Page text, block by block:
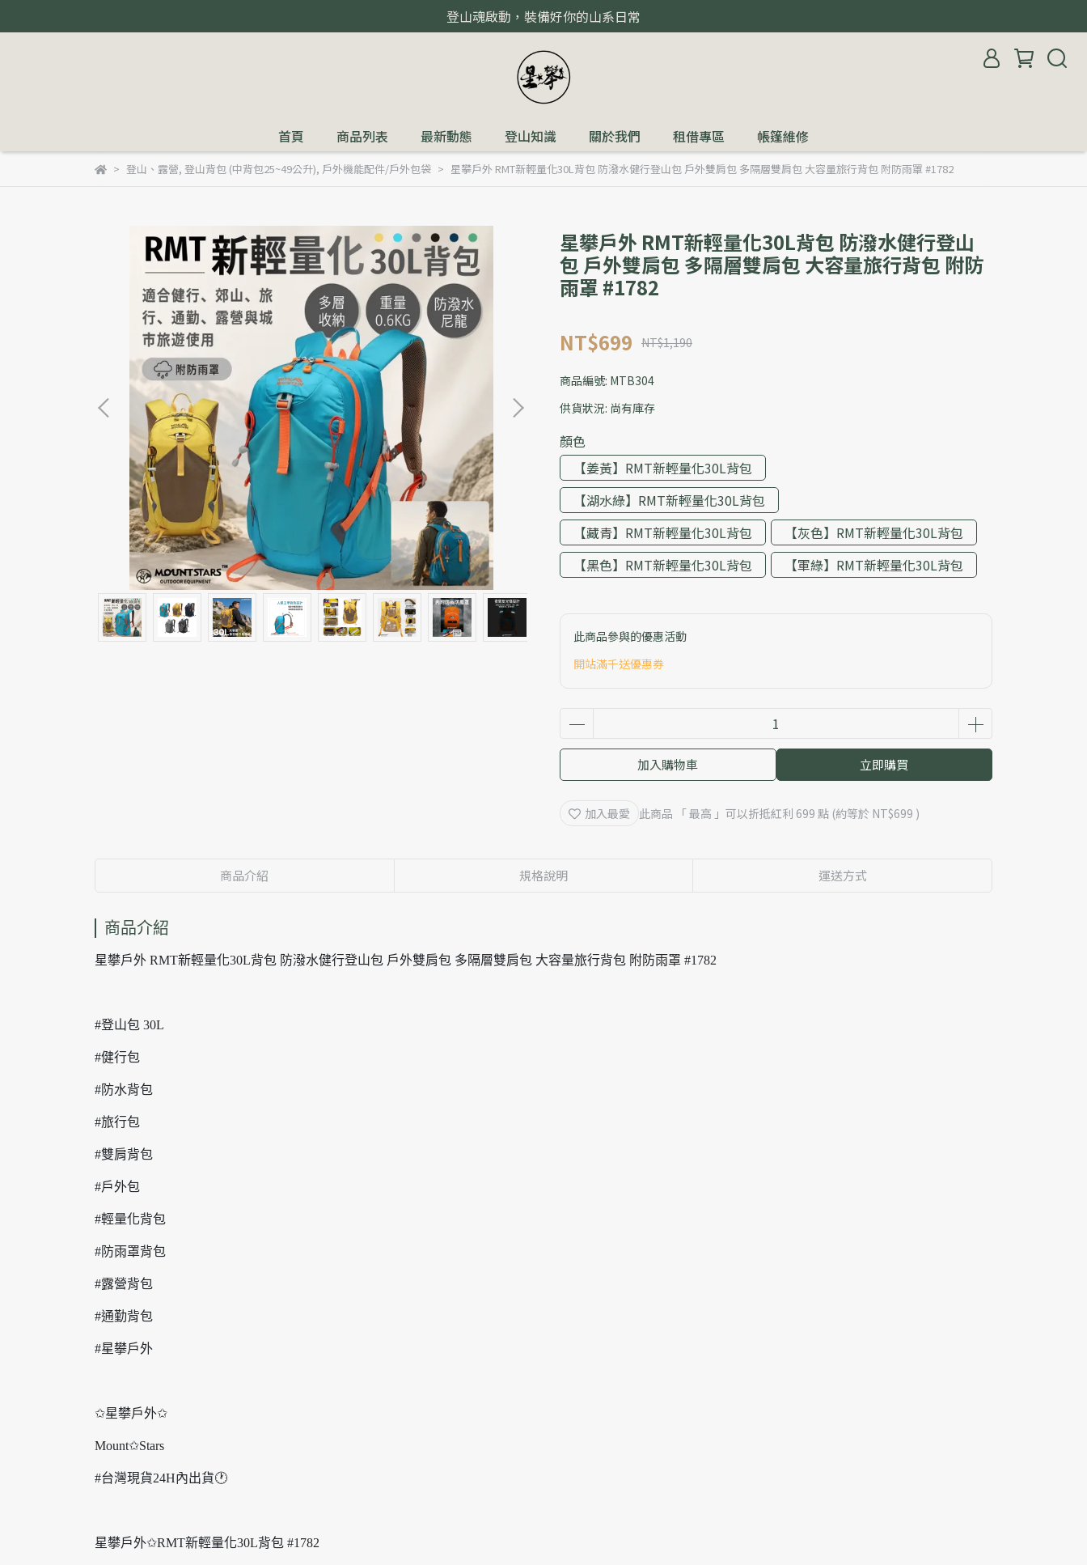
登山魂啟動，裝備好你的山系日常
首頁 商品列表 最新動態 登山知識 關於我們 租借專區 帳篷維修
登山、露營, 登山背包 (中背包25~49公升), 戶外機能配件/戶外包袋 星攀戶外 RMT新輕量化30L背包 防潑水健行登山包 戶外雙肩包 多隔層雙肩包 大容量旅行背包 附防雨罩 #1782
星攀戶外 RMT新輕量化30L背包 防潑水健行登山
包 戶外雙肩包 多隔層雙肩包 大容量旅行背包 附防
雨罩 #1782
NT$699 NT$1,190
商品編號: MTB304
供貨狀況: 尚有庫存
顏色
【姜黃】RMT新輕量化30L背包
【湖水綠】RMT新輕量化30L背包
【藏青】RMT新輕量化30L背包
【灰色】RMT新輕量化30L背包
【黑色】RMT新輕量化30L背包
【軍綠】RMT新輕量化30L背包
此商品參與的優惠活動
開站滿千送優惠券
加入購物車 立即購買
加入最愛 此商品 「 最高 」可以折抵紅利 699 點 (約等於 NT$699 )
商品介紹 規格說明 運送方式
商品介紹
星攀戶外 RMT新輕量化30L背包 防潑水健行登山包 戶外雙肩包 多隔層雙肩包 大容量旅行背包 附防雨罩 #1782
#登山包 30L
#健行包
#防水背包
#旅行包
#雙肩背包
#戶外包
#輕量化背包
#防雨罩背包
#露營背包
#通勤背包
#星攀戶外
✩星攀戶外✩
Mount✩Stars
#台灣現貨24H內出貨🕐
星攀戶外✩RMT新輕量化30L背包 #1782